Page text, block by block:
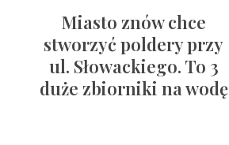
Miasto znów chce
stworzyć poldery przy
ul. Słowackiego. To 3
duże zbiorniki na wodę